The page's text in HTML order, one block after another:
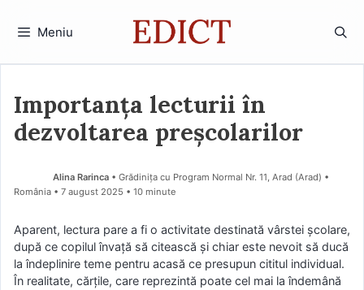
Meniu
Importanța lecturii în
dezvoltarea preșcolarilor
Alina Rarinca • Grădinița cu Program Normal Nr. 11, Arad (Arad) •
România
7 august 2025 • 10 minute
Aparent, lectura pare a fi o activitate destinată vârstei școlare,
după ce copilul învață să citească și chiar este nevoit să ducă
la îndeplinire teme pentru acasă ce presupun cititul individual.
În realitate, cărțile, care reprezintă poate cel mai la îndemână